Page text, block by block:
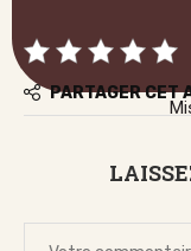
PARTAGER CET